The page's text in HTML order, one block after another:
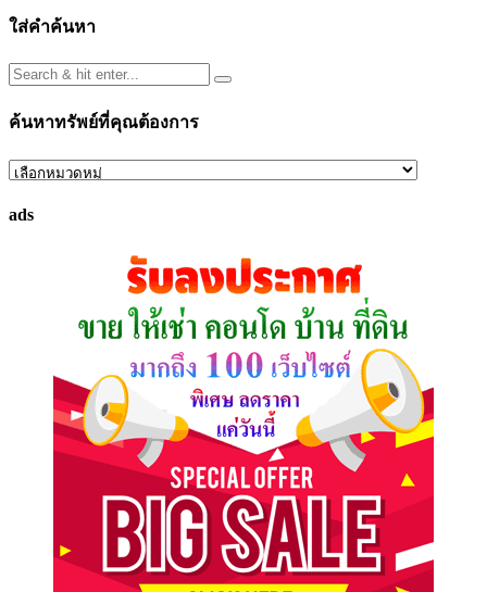
ใส่คำค้นหา
ค้นหาทรัพย์ที่คุณต้องการ
ค้นหา
ที่
ads